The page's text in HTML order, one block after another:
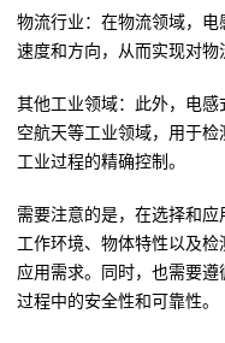
物流行业：在物流领域，电
速度和方向，从而实现对物
其他工业领域：此外，电
空航天等工业领域，用于
工业过程的精确控制。
需要注意的是，在选择和
工作环境、物体特性以及
应用需求。同时，也需要
过程中的安全性和可靠性。